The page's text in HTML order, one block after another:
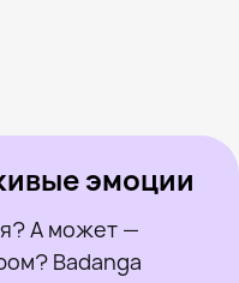
эмоции
А может —
Badanga